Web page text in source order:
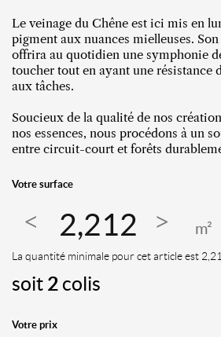
Le veinage du Chêne est ici mis en
pigment aux nuances mielleuses.
offrira au quotidien une symphonie
toucher tout en ayant une résistance
aux tâches.
Soucieux de la qualité de nos
nos essences, nous procédons à un
entre circuit-court et forêts
Votre surface
m²
La quantité minimale pour cet article est
soit 2 colis
Votre prix